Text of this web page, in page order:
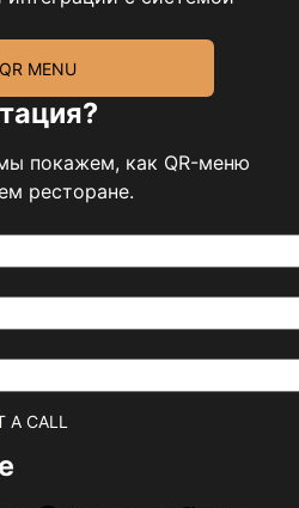
MENU
покажем, как QR-меню
ресторане.
A CALL